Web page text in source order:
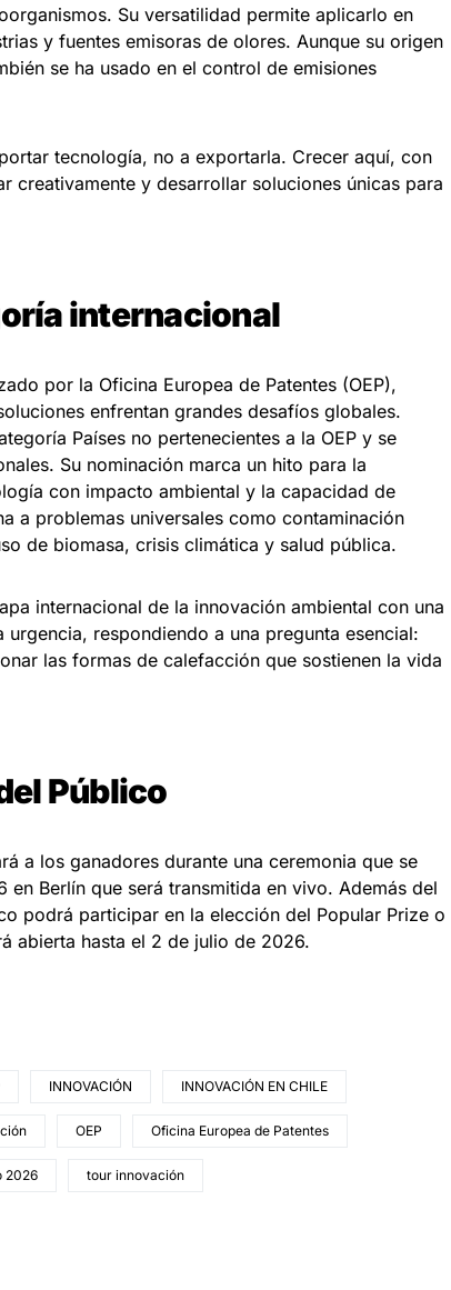
Su versatilidad permite aplicarlo en
y fuentes emisoras de olores. Aunque su origen
se ha usado en el control de emisiones
tecnología, no a exportarla. Crecer aquí, con
creativamente y desarrollar soluciones únicas para
internacional
por la Oficina Europea de Patentes (OEP),
enfrentan grandes desafíos globales.
Países no pertenecientes a la OEP y se
Su nominación marca un hito para la
con impacto ambiental y la capacidad de
a problemas universales como contaminación
de biomasa, crisis climática y salud pública.
internacional de la innovación ambiental con una
respondiendo a una pregunta esencial:
las formas de calefacción que sostienen la vida
Público
a los ganadores durante una ceremonia que se
Berlín que será transmitida en vivo. Además del
podrá participar en la elección del Popular Prize o
abierta hasta el 2 de julio de 2026.
INNOVACIÓN INNOVACIÓN EN CHILE
OEP Oficina Europea de Patentes
2026 tour innovación